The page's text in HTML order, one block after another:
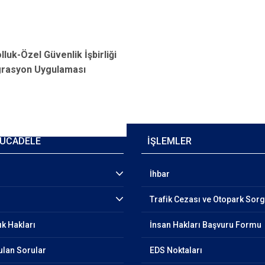
Özel Güvenlik İşbirliği
Uygulaması
Hakları
Sorular
İŞLEMLER
İhbar
Trafik Cezası ve Otopark
İnsan Hakları Başvuru Formu
EDS Noktaları